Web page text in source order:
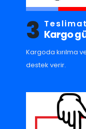
3 Teslimat
Kargo
Kargoda kırılma
destek verir.